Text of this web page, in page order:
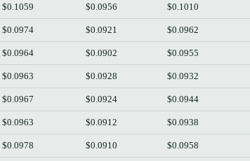
$0.1059 $0.0956 $0.1010
$0.0974 $0.0921 $0.0962
$0.0964 $0.0902 $0.0955
$0.0963 $0.0928 $0.0932
$0.0967 $0.0924 $0.0944
$0.0963 $0.0912 $0.0938
$0.0978 $0.0910 $0.0958